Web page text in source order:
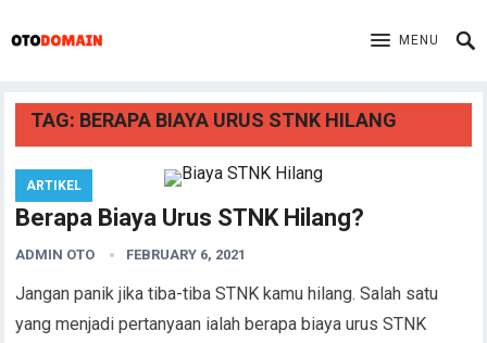
MENU
TAG: BERAPA BIAYA URUS STNK HILANG
ARTIKEL
Berapa Biaya Urus STNK Hilang?
ADMIN OTO FEBRUARY 6, 2021
Jangan panik jika tiba-tiba STNK kamu hilang. Salah satu
yang menjadi pertanyaan ialah berapa biaya urus STNK